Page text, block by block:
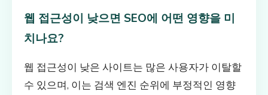
웹 접근성이 낮으면 SEO에 어떤 영향을 미
치나요?
웹 접근성이 낮은 사이트는 많은 사용자가 이탈할
수 있으며, 이는 검색 엔진 순위에 부정적인 영향